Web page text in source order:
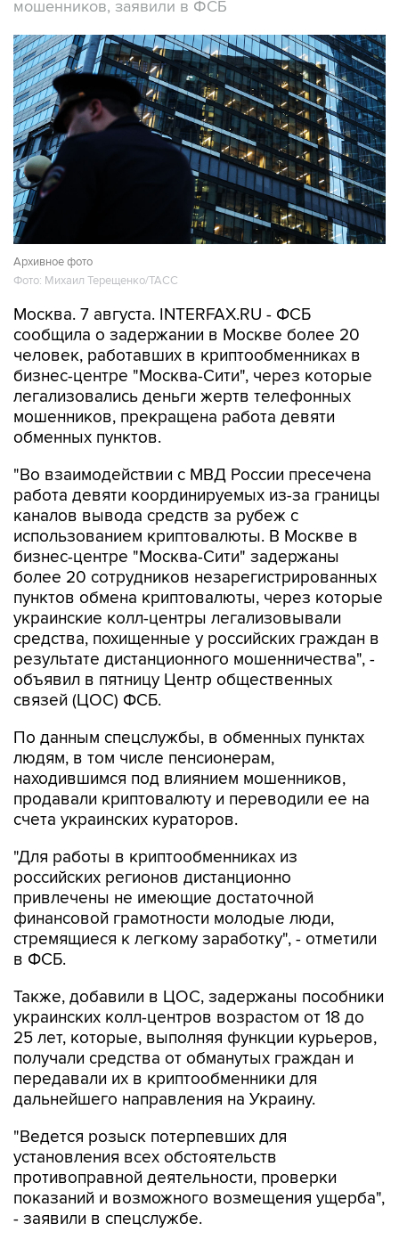
мошенников, заявили в ФСБ
Архивное фото
Фото: Михаил Терещенко/ТАСС
Москва. 7 августа. INTERFAX.RU - ФСБ
сообщила о задержании в Москве более 20
человек, работавших в криптообменниках в
бизнес-центре "Москва-Сити", через которые
легализовались деньги жертв телефонных
мошенников, прекращена работа девяти
обменных пунктов.
"Во взаимодействии с МВД России пресечена
работа девяти координируемых из-за границы
каналов вывода средств за рубеж с
использованием криптовалюты. В Москве в
бизнес-центре "Москва-Сити" задержаны
более 20 сотрудников незарегистрированных
пунктов обмена криптовалюты, через которые
украинские колл-центры легализовывали
средства, похищенные у российских граждан в
результате дистанционного мошенничества", -
объявил в пятницу Центр общественных
связей (ЦОС) ФСБ.
По данным спецслужбы, в обменных пунктах
людям, в том числе пенсионерам,
находившимся под влиянием мошенников,
продавали криптовалюту и переводили ее на
счета украинских кураторов.
"Для работы в криптообменниках из
российских регионов дистанционно
привлечены не имеющие достаточной
финансовой грамотности молодые люди,
стремящиеся к легкому заработку", - отметили
в ФСБ.
Также, добавили в ЦОС, задержаны пособники
украинских колл-центров возрастом от 18 до
25 лет, которые, выполняя функции курьеров,
получали средства от обманутых граждан и
передавали их в криптообменники для
дальнейшего направления на Украину.
"Ведется розыск потерпевших для
установления всех обстоятельств
противоправной деятельности, проверки
показаний и возможного возмещения ущерба",
- заявили в спецслужбе.